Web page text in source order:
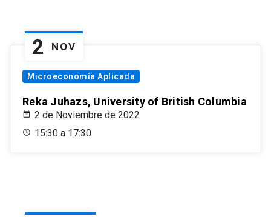
2 NOV
Microeconomía Aplicada
Reka Juhazs, University of British Columbia
2 de Noviembre de 2022
15:30 a 17:30